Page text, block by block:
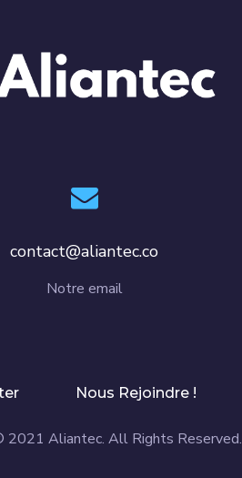
contact@aliantec.co
Notre email
Nous Rejoindre !
2021 Aliantec. All Rights Reserved.